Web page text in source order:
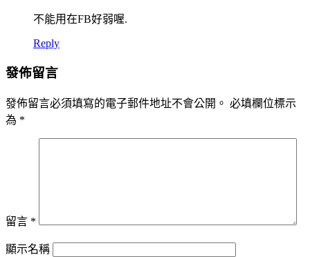
不能用在FB好弱喔.
Reply
發佈留言
發佈留言必須填寫的電子郵件地址不會公開。 必填欄位標示
為 *
留言 *
顯示名稱